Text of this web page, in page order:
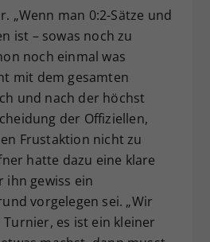
„Wenn man 0:2-Sätze und
ist – sowas noch zu
noch einmal was
mit dem gesamten
und nach der höchst
der Offiziellen,
Frustaktion nicht zu
hatte dazu eine klare
ihn gewiss ein
vorgelegen sei. „Wir
es ist ein kleiner